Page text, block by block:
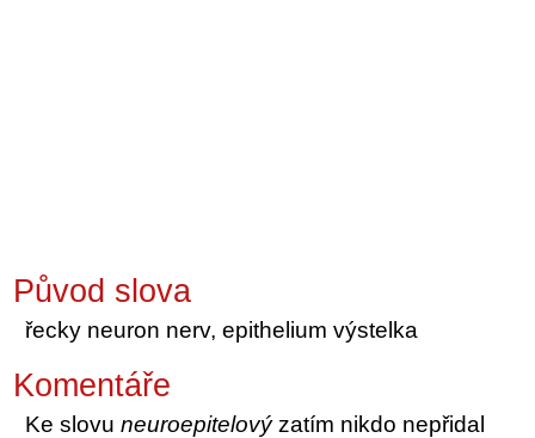
Původ slova
řecky neuron nerv, epithelium výstelka
Komentáře
Ke slovuneuroepitelovýzatím nikdo nepřidal